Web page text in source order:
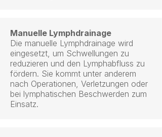
Manuelle Lymphdrainage
Die manuelle Lymphdrainage wird
eingesetzt, um Schwellungen zu
reduzieren und den Lymphabfluss zu
fördern. Sie kommt unter anderem
nach Operationen, Verletzungen oder
bei lymphatischen Beschwerden zum
Einsatz.